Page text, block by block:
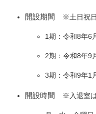
開設期間 ※土日祝
​1期：令和8年6
2期：令和8年9
3期：令和9年1
開設時間 ※入退室